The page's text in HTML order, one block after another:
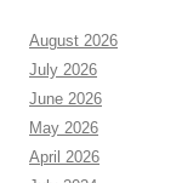
August 2026
July 2026
June 2026
May 2026
April 2026